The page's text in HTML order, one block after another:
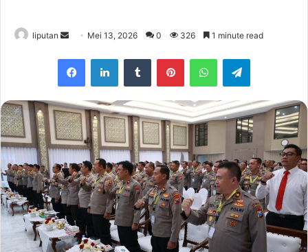
liputan
n
d
a
n
e
m
a
i
Mei 13, 2026 0 326 1 minute read